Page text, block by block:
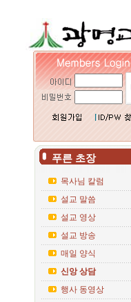
푸른 초장
목사님 칼럼
설교 말씀
설교 영상
설교 방송
매일 양식
신앙 상담
행사 동영상